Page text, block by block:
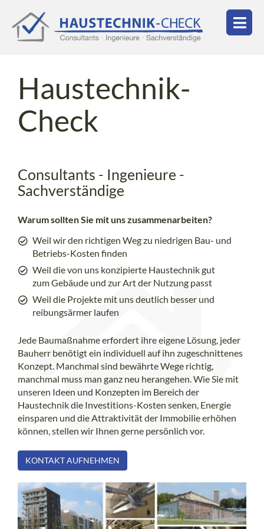
Haustechnik-
Check
Consultants - Ingenieure -
Sachverständige
Warum sollten Sie mit uns zusammenarbeiten?
Weil wir den richtigen Weg zu niedrigen Bau- und
Betriebs-Kosten finden
Weil die von uns konzipierte Haustechnik gut
zum Gebäude und zur Art der Nutzung passt
Weil die Projekte mit uns deutlich besser und
reibungsärmer laufen
Jede Baumaßnahme erfordert ihre eigene Lösung, jeder
Bauherr benötigt ein individuell auf ihn zugeschnittenes
Konzept. Manchmal sind bewährte Wege richtig,
manchmal muss man ganz neu herangehen. Wie Sie mit
unseren Ideen und Konzepten im Bereich der
Haustechnik die Investitions-Kosten senken, Energie
einsparen und die Attraktivität der Immobilie erhöhen
können, stellen wir Ihnen gerne persönlich vor.
KONTAKT AUFNEHMEN